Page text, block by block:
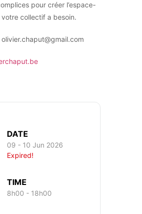
pour créer l’espace-
collectif a besoin.
DATE
09 - 10 Jun 2026
Expired!
TIME
8h00 - 18h00